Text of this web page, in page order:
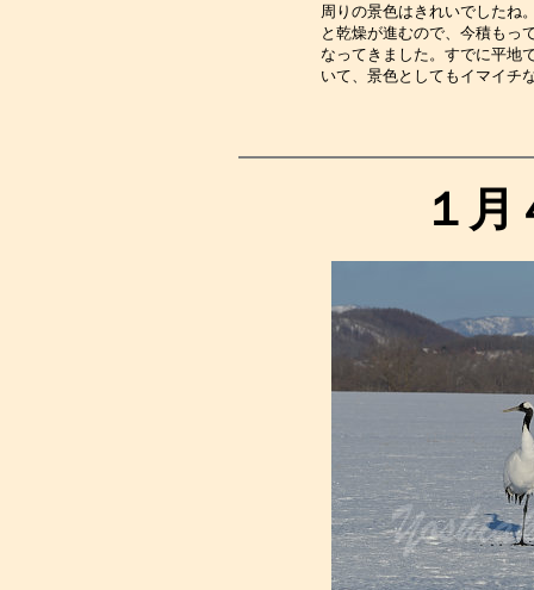
周りの景色はきれいでしたね
と乾燥が進むので、今積もっ
なってきました。すでに平地
いて、景色とし
１